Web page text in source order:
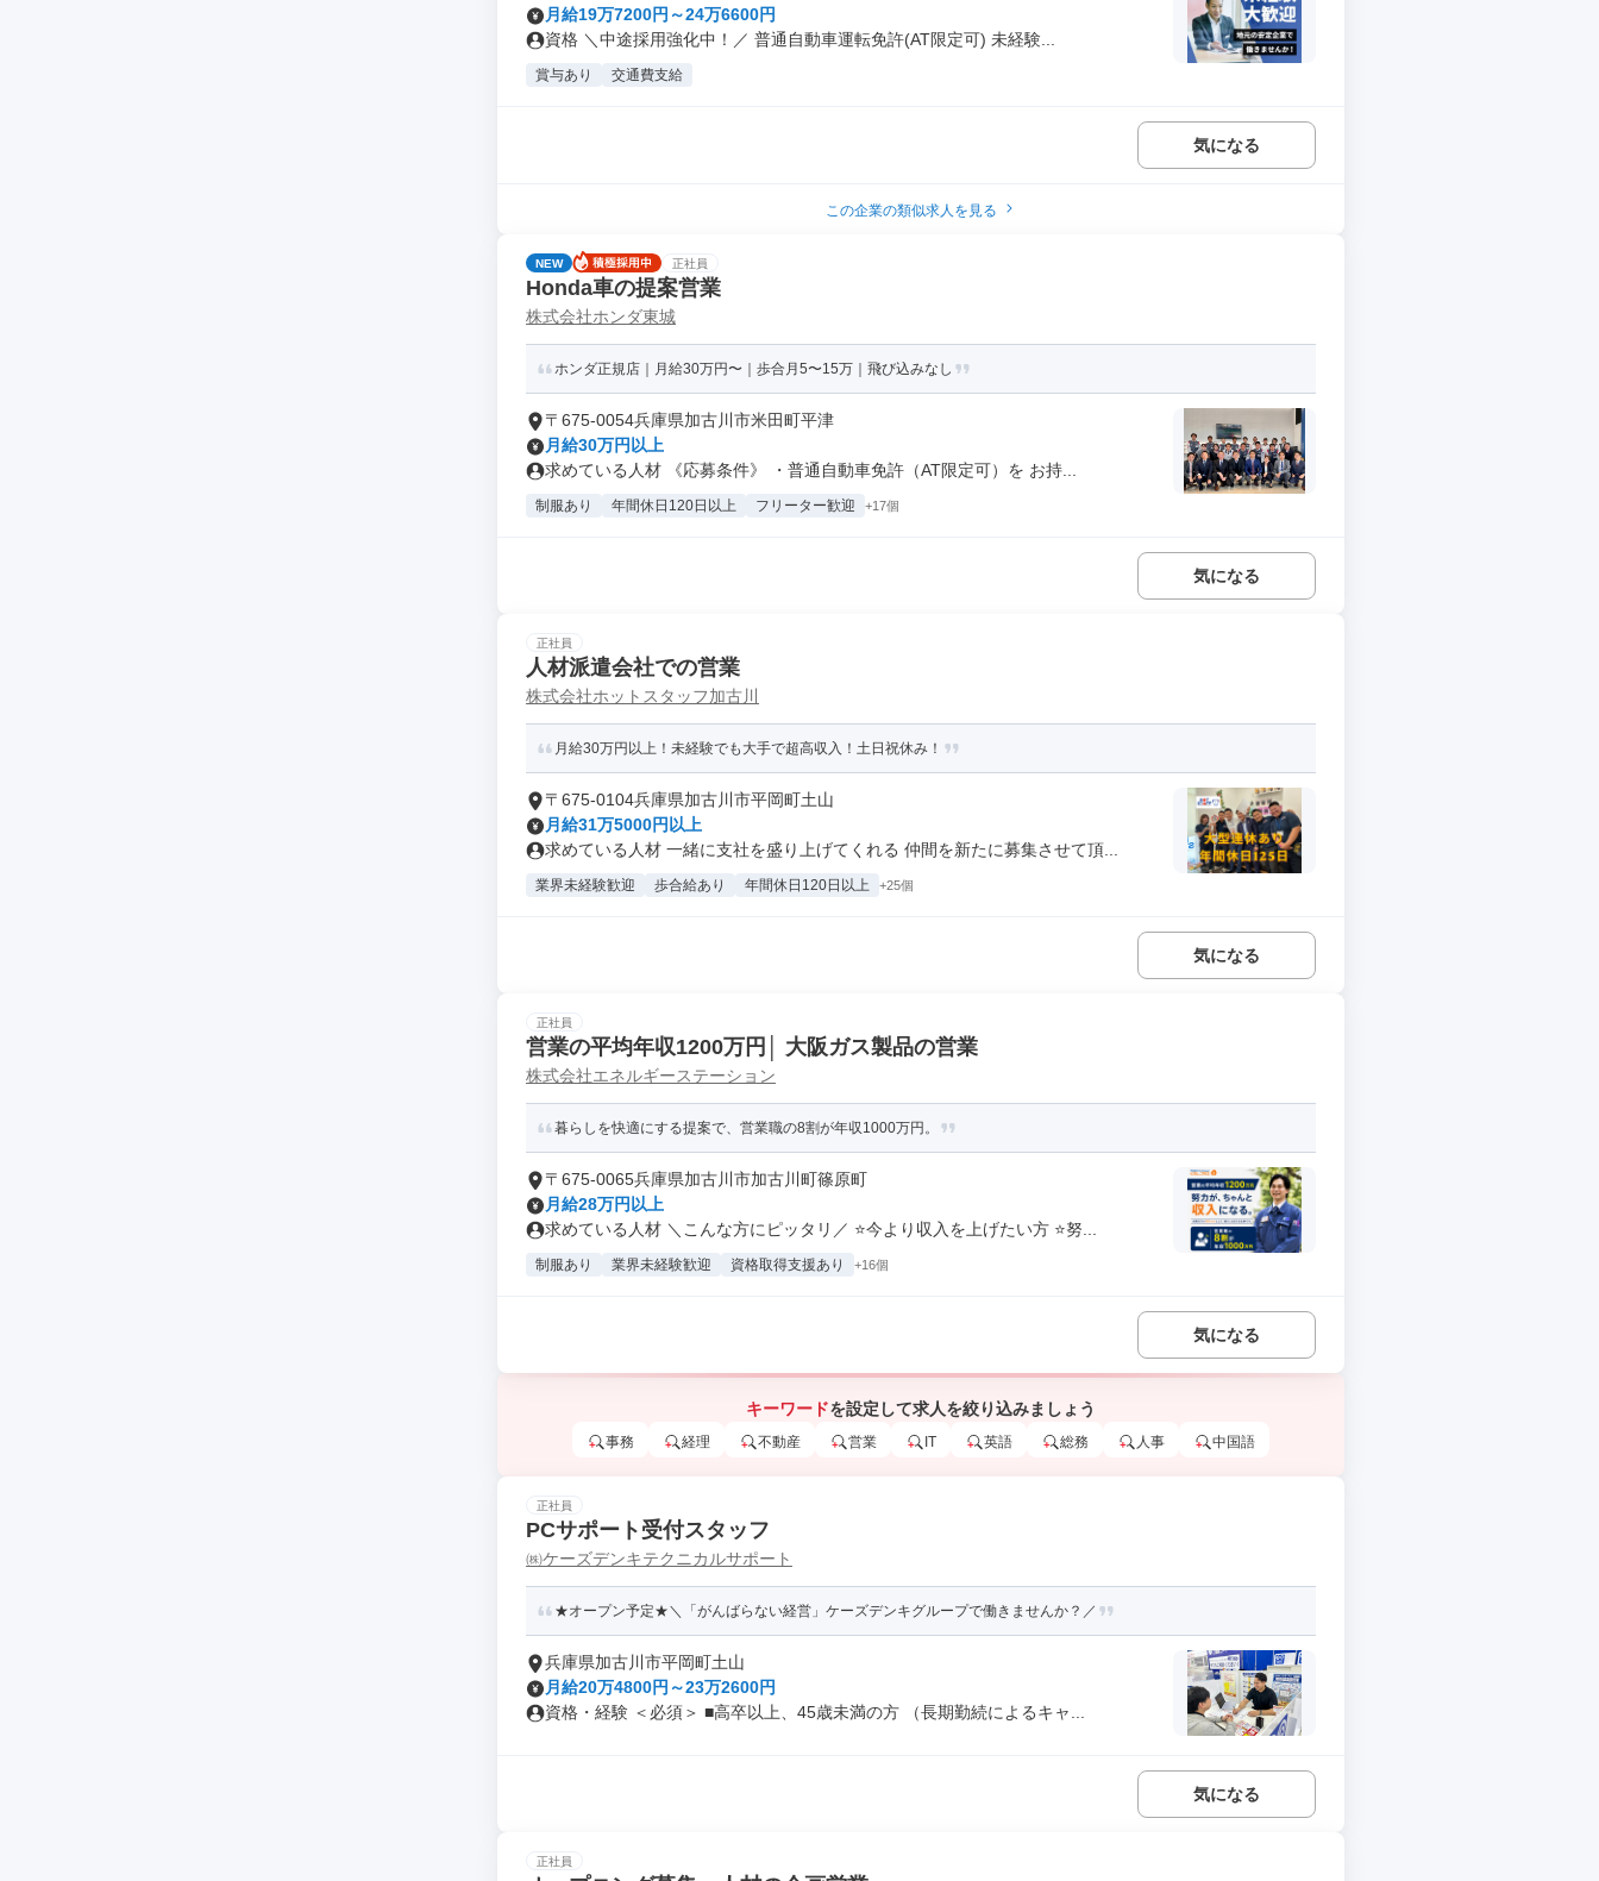
月給19万7200円～24万6600円
資格 ＼中途採用強化中！／ 普通自動車運転免許(AT限定可) 未経験...
賞与あり 交通費支給
気になる
この企業の類似求人を見る
NEW 正社員
Honda車の提案営業
株式会社ホンダ東城
ホンダ正規店｜月給30万円〜｜歩合月5〜15万｜飛び込みなし
〒675-0054兵庫県加古川市米田町平津
月給30万円以上
求めている人材 《応募条件》 ・普通自動車免許（AT限定可）を お持...
制服あり 年間休日120日以上 フリーター歓迎 +17個
気になる
正社員
人材派遣会社での営業
株式会社ホットスタッフ加古川
月給30万円以上！未経験でも大手で超高収入！土日祝休み！
〒675-0104兵庫県加古川市平岡町土山
月給31万5000円以上
求めている人材 一緒に支社を盛り上げてくれる 仲間を新たに募集させて頂...
業界未経験歓迎 歩合給あり 年間休日120日以上 +25個
気になる
正社員
営業の平均年収1200万円│ 大阪ガス製品の営業
株式会社エネルギーステーション
暮らしを快適にする提案で、営業職の8割が年収1000万円。
〒675-0065兵庫県加古川市加古川町篠原町
月給28万円以上
求めている人材 ＼こんな方にピッタリ／ ⭐今より収入を上げたい方 ⭐努...
制服あり 業界未経験歓迎 資格取得支援あり +16個
気になる
キーワードを設定して求人を絞り込みましょう
事務 経理 不動産 営業 IT 英語 総務 人事 中国語
正社員
PCサポート受付スタッフ
㈱ケーズデンキテクニカルサポート
★オープン予定★＼「がんばらない経営」ケーズデンキグループで働きませんか？／
兵庫県加古川市平岡町土山
月給20万4800円～23万2600円
資格・経験 ＜必須＞ ■高卒以上、45歳未満の方 （長期勤続によるキャ...
気になる
正社員